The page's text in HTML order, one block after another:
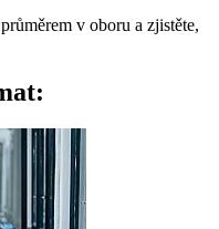
v oboru a zjistěte,